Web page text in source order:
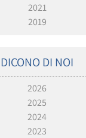
2021
2019
DICONO DI NOI
2026
2025
2024
2023